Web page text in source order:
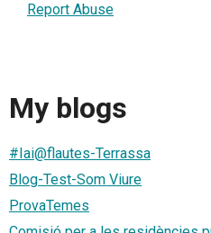
Report Abuse
My blogs
#Iai@flautes-Terrassa
Blog-Test-Som Viure
ProvaTemes